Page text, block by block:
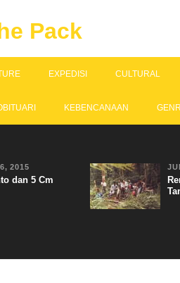
Pack
EXPEDISI CULTURAL
KEBENCANAAN
2015
dan 5 Cm